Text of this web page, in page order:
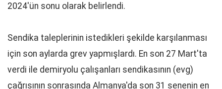
2024'ün sonu olarak belirlendi.
Sendika taleplerinin istedikleri şekilde karşılanması
için son aylarda grev yapmışlardı. En son 27 Mart'ta
verdi ile demiryolu çalışanları sendikasının (evg)
çağrısının sonrasında Almanya'da son 31 senenin en